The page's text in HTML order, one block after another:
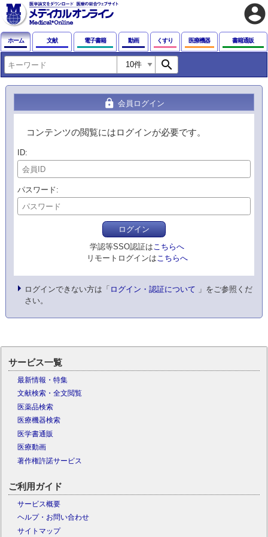
account_circle
ホーム 文献 電子書籍 動画 くすり 医療機器 書籍通販
search
lock 会員ログイン
コンテンツの閲覧にはログインが必要です。
ID
パスワード
ログイン
学認等SSO認証はこちらへ
リモートログインはこちらへ
ログインできない方は「 ログイン・認証について 」をご参照くだ
さい。
サービス一覧
最新情報・特集
文献検索・全文閲覧
医薬品検索
医療機器検索
医学書通販
医療動画
著作権許諾サービス
ご利用ガイド
サービス概要
ヘルプ・お問い合わせ
サイトマップ